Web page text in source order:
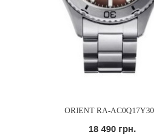
ORIENT RA-
18 490 грн.